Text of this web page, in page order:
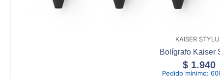
KAISER
Bolígrafo Kaiser
$ 1.940
Pedido mínimo: